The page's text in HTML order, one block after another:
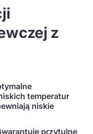
z
temperatur
niskie
przytulne